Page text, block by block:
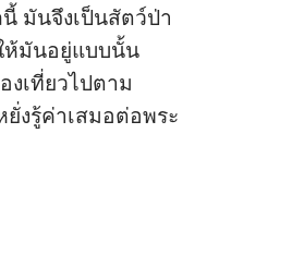
มัน​จึง​เป็น​สัตว์​ป่า​
ห้​มัน​อยู่​แบบ​นั้น
เที่ยว​ไป​ตาม​
ง​รู้​ค่า​เสมอ​ต่อ​พระ​